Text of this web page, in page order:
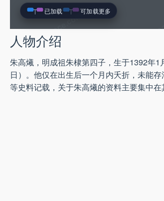
已加载 可加载更多
人物介绍
朱高爔，明成祖朱棣第四子，生于1392年
日）。他仅在出生后一个月内夭折，未能
等史料记载，关于朱高爔的资料主要集中在